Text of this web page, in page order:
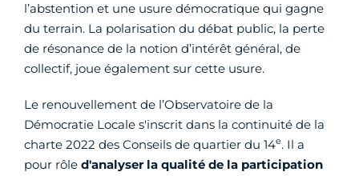
l’abstention et une usure démocratique qui gagne
du terrain. La polarisation du débat public, la perte
de résonance de la notion d’intérêt général, de
collectif, joue également sur cette usure.
Le renouvellement de l’Observatoire de la
Démocratie Locale s'inscrit dans la continuité de la
charte 2022 des Conseils de quartier du 14e. Il a
pour rôle d'analyser la qualité de la participation